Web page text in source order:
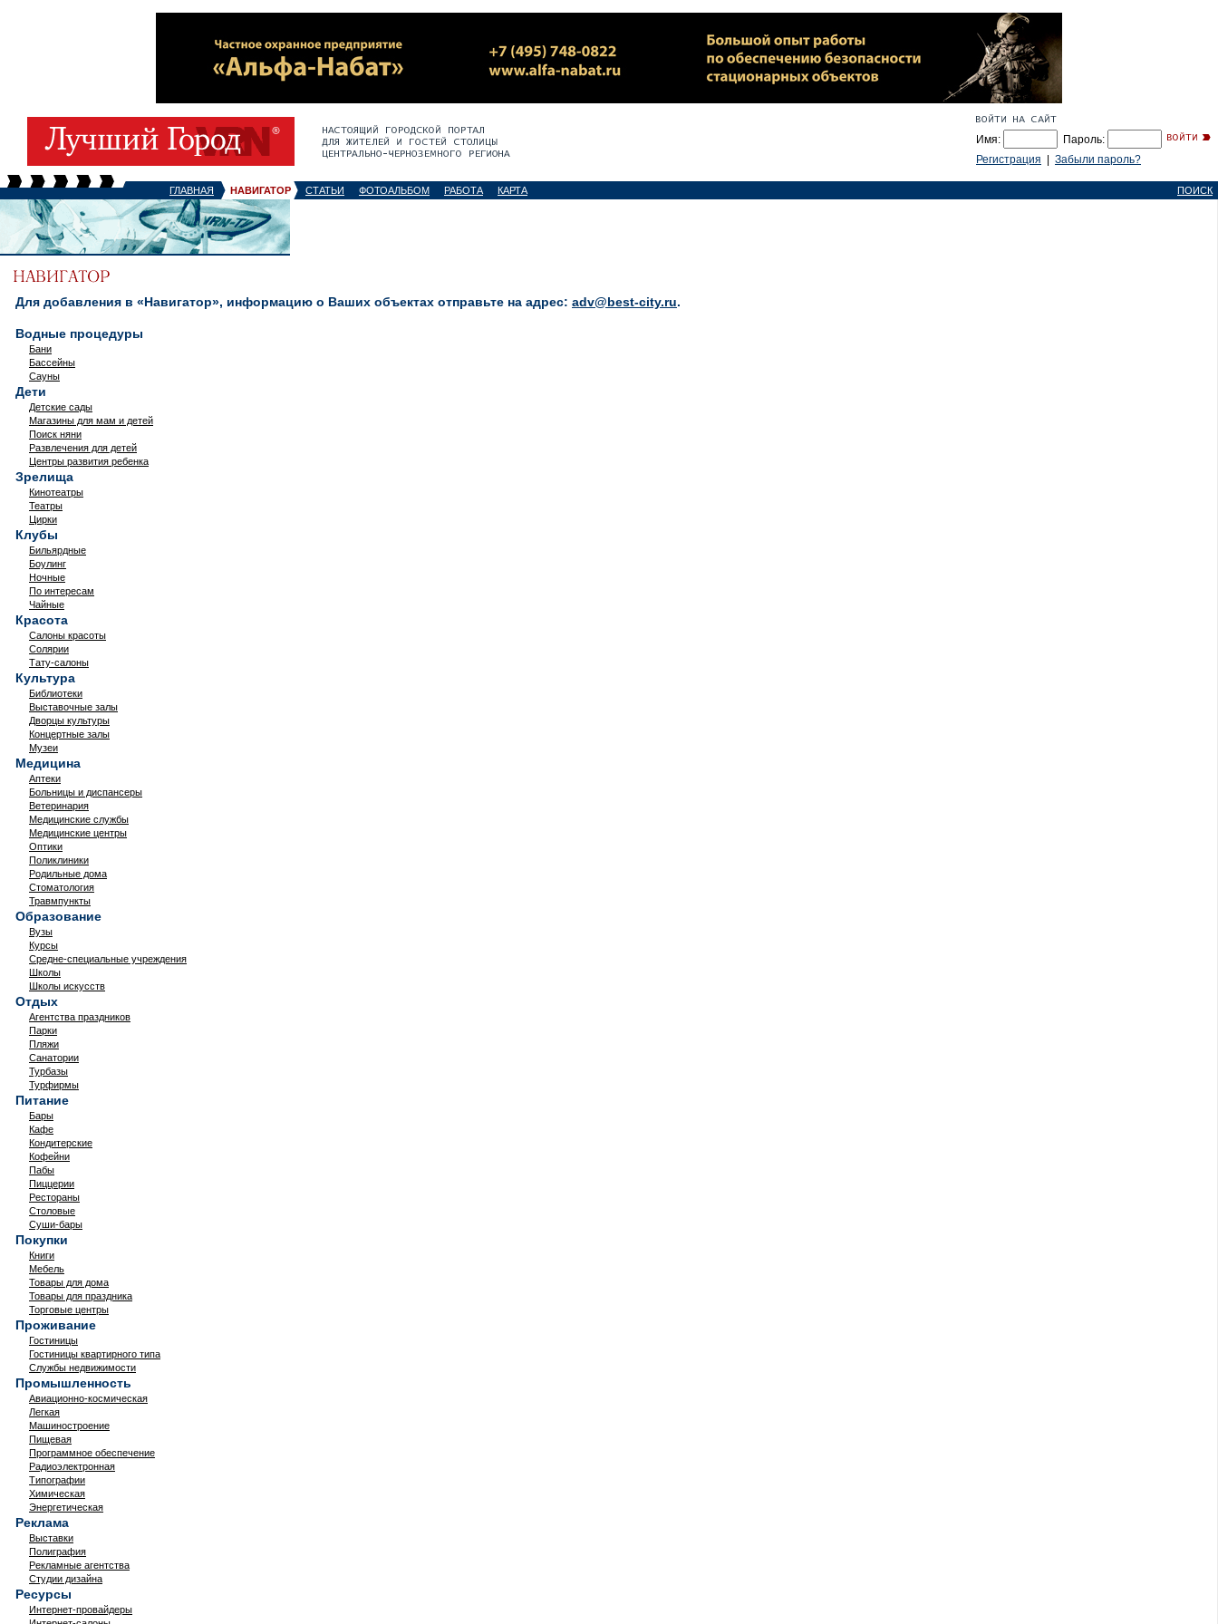
Имя:
Пароль:
Регистрация
Забыли пароль?
ГЛАВНАЯ НАВИГАТОР СТАТЬИ ФОТОАЛЬБОМ РАБОТА КАРТА ПОИСК
Для добавления в «Навигатор», информацию о Ваших объектах отправьте на адрес: adv@best-city.ru.
Водные процедуры
Бани
Бассейны
Сауны
Дети
Детские сады
Магазины для мам и детей
Поиск няни
Развлечения для детей
Центры развития ребенка
Зрелища
Кинотеатры
Театры
Цирки
Клубы
Бильярдные
Боулинг
Ночные
По интересам
Чайные
Красота
Салоны красоты
Солярии
Тату-салоны
Культура
Библиотеки
Выставочные залы
Дворцы культуры
Концертные залы
Музеи
Медицина
Аптеки
Больницы и диспансеры
Ветеринария
Медицинские службы
Медицинские центры
Оптики
Поликлиники
Родильные дома
Стоматология
Травмпункты
Образование
Вузы
Курсы
Средне-специальные учреждения
Школы
Школы искусств
Отдых
Агентства праздников
Парки
Пляжи
Санатории
Турбазы
Турфирмы
Питание
Бары
Кафе
Кондитерские
Кофейни
Пабы
Пиццерии
Рестораны
Столовые
Суши-бары
Покупки
Книги
Мебель
Товары для дома
Товары для праздника
Торговые центры
Проживание
Гостиницы
Гостиницы квартирного типа
Службы недвижимости
Промышленность
Авиационно-космическая
Легкая
Машиностроение
Пищевая
Программное обеспечение
Радиоэлектронная
Типографии
Химическая
Энергетическая
Реклама
Выставки
Полиграфия
Рекламные агентства
Студии дизайна
Ресурсы
Интернет-провайдеры